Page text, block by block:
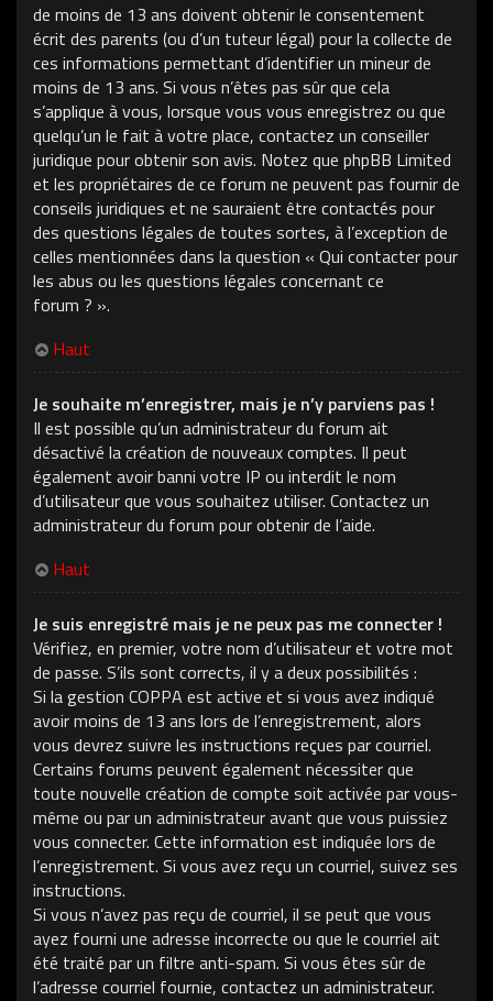
de moins de 13 ans doivent obtenir le consentement
écrit des parents (ou d’un tuteur légal) pour la collecte de
ces informations permettant d’identifier un mineur de
moins de 13 ans. Si vous n’êtes pas sûr que cela
s’applique à vous, lorsque vous vous enregistrez ou que
quelqu’un le fait à votre place, contactez un conseiller
juridique pour obtenir son avis. Notez que phpBB Limited
et les propriétaires de ce forum ne peuvent pas fournir de
conseils juridiques et ne sauraient être contactés pour
des questions légales de toutes sortes, à l’exception de
celles mentionnées dans la question « Qui contacter pour
les abus ou les questions légales concernant ce
forum ? ».
Haut
Je souhaite m’enregistrer, mais je n’y parviens pas !
Il est possible qu’un administrateur du forum ait
désactivé la création de nouveaux comptes. Il peut
également avoir banni votre IP ou interdit le nom
d’utilisateur que vous souhaitez utiliser. Contactez un
administrateur du forum pour obtenir de l’aide.
Haut
Je suis enregistré mais je ne peux pas me connecter !
Vérifiez, en premier, votre nom d’utilisateur et votre mot
de passe. S’ils sont corrects, il y a deux possibilités :
Si la gestion COPPA est active et si vous avez indiqué
avoir moins de 13 ans lors de l’enregistrement, alors
vous devrez suivre les instructions reçues par courriel.
Certains forums peuvent également nécessiter que
toute nouvelle création de compte soit activée par vous-
même ou par un administrateur avant que vous puissiez
vous connecter. Cette information est indiquée lors de
l’enregistrement. Si vous avez reçu un courriel, suivez ses
instructions.
Si vous n’avez pas reçu de courriel, il se peut que vous
ayez fourni une adresse incorrecte ou que le courriel ait
été traité par un filtre anti-spam. Si vous êtes sûr de
l’adresse courriel fournie, contactez un administrateur.